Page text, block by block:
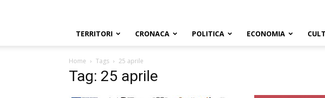
TERRITORI CRONACA POLITICA ECONOMIA
Home Tags 25 aprile
Tag: 25 aprile